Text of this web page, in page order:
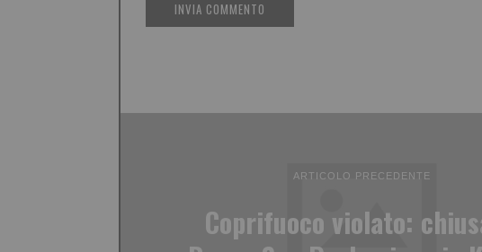
ARTICOLO PRECEDENTE
Coprifuoco violato: